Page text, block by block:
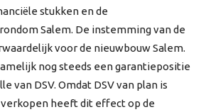
stukken en de
Salem. De instemming van de
voor de nieuwbouw Salem.
nog steeds een garantiepositie
van DSV. Omdat DSV van plan is
heeft dit effect op de